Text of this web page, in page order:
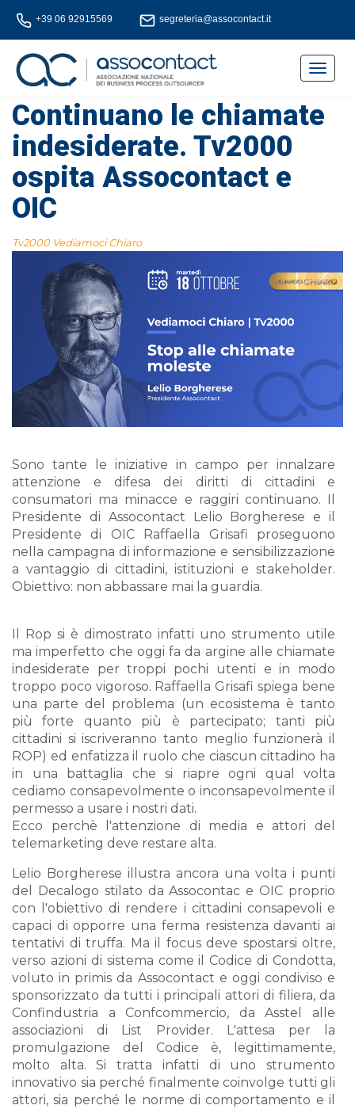
+39 06 92915569 segreteria@assocontact.it
Toggle
Continuano le chiamate
indesiderate. Tv2000
ospita Assocontact e
OIC
Tv2000 Vediamoci Chiaro
Sono tante le iniziative in campo per innalzare
attenzione e difesa dei diritti di cittadini e
consumatori ma minacce e raggiri continuano. Il
Presidente di Assocontact Lelio Borgherese e il
Presidente di OIC Raffaella Grisafi proseguono
nella campagna di informazione e sensibilizzazione
a vantaggio di cittadini, istituzioni e stakeholder.
Obiettivo: non abbassare mai la guardia.
Il Rop si è dimostrato infatti uno strumento utile
ma imperfetto che oggi fa da argine alle chiamate
indesiderate per troppi pochi utenti e in modo
troppo poco vigoroso. Raffaella Grisafi spiega bene
una parte del problema (un ecosistema è tanto
più forte quanto più è partecipato; tanti più
cittadini si iscriveranno tanto meglio funzionerà il
ROP) ed enfatizza il ruolo che ciascun cittadino ha
in una battaglia che si riapre ogni qual volta
cediamo consapevolmente o inconsapevolmente il
permesso a usare i nostri dati.
Ecco perchè l'attenzione di media e attori del
telemarketing deve restare alta.
Lelio Borgherese illustra ancora una volta i punti
del Decalogo stilato da Assocontac e OIC proprio
con l'obiettivo di rendere i cittadini consapevoli e
capaci di opporre una ferma resistenza davanti ai
tentativi di truffa. Ma il focus deve spostarsi oltre,
verso azioni di sistema come il Codice di Condotta,
voluto in primis da Assocontact e oggi condiviso e
sponsorizzato da tutti i principali attori di filiera, da
Confindustria a Confcommercio, da Asstel alle
associazioni di List Provider. L'attesa per la
promulgazione del Codice è, legittimamente,
molto alta. Si tratta infatti di uno strumento
innovativo sia perché finalmente coinvolge tutti gli
attori, sia perché le norme di comportamento e il